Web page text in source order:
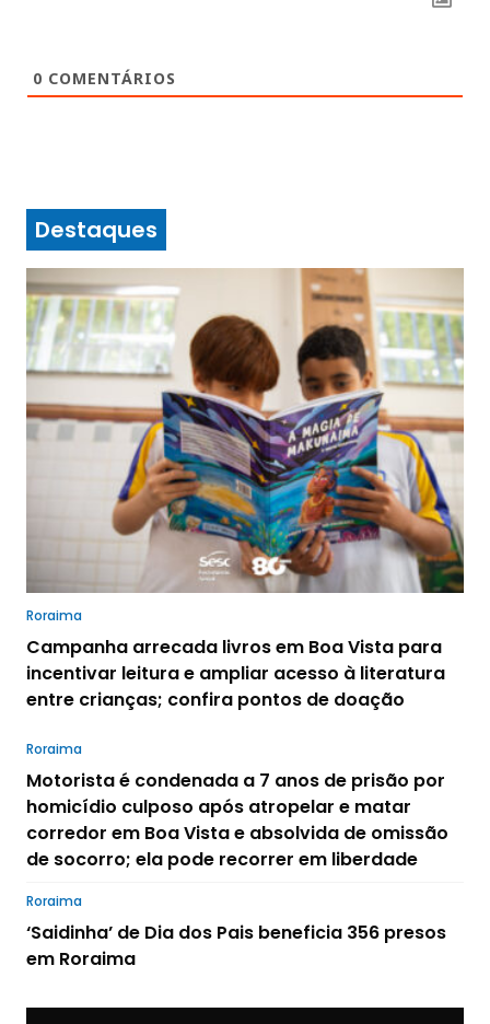
0 COMENTÁRIOS
Destaques
Roraima
Campanha arrecada livros em Boa Vista para
incentivar leitura e ampliar acesso à literatura
entre crianças; confira pontos de doação
Roraima
Motorista é condenada a 7 anos de prisão por
homicídio culposo após atropelar e matar
corredor em Boa Vista e absolvida de omissão
de socorro; ela pode recorrer em liberdade
Roraima
‘Saidinha’ de Dia dos Pais beneficia 356 presos
em Roraima